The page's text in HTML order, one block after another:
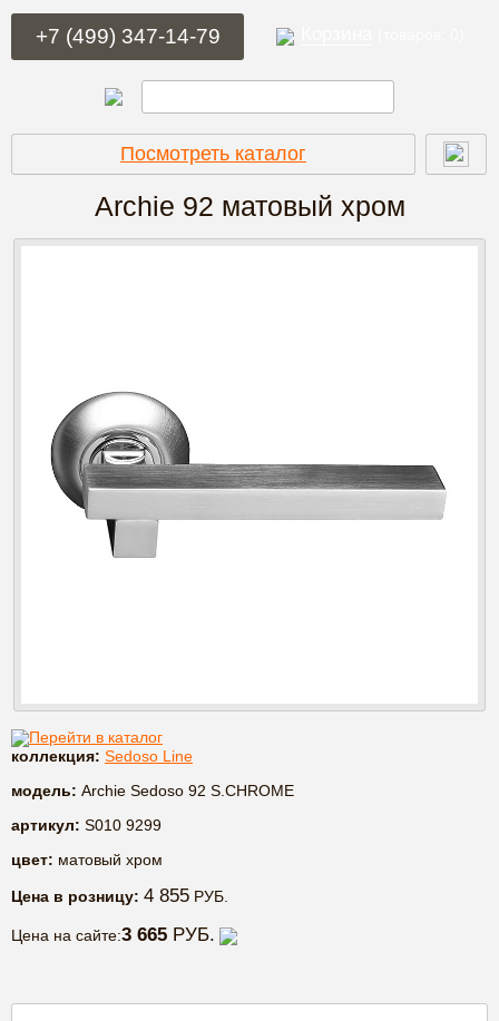
+7 (499) 347-14-79
Посмотреть каталог
Archie 92 матовый хром
Перейти в каталог
коллекция: Sedoso Line
модель: Archie Sedoso 92 S.CHROME
артикул: S010 9299
цвет: матовый хром
Цена в розницу: 4 855 РУБ.
Цена на сайте:3 665 РУБ.